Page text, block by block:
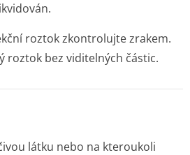
roztok zkontrolujte zrakem.
roztok bez viditelných částic.
látku nebo na kteroukoli